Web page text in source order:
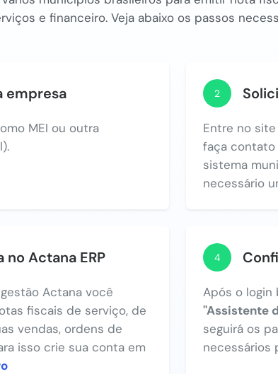
e financeiro. Veja abaixo os passos
empresa
MEI ou outra
2
Entre no
faça contato
sistema
necessário
no Actana ERP
Actana você
fiscais de serviço, de
vendas, ordens de
isso crie sua conta em
4
Após o login
"Assistente
seguirá os
necessários